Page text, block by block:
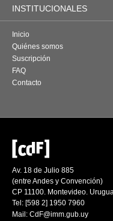
INSTITUCIONALES
Inicio
Quiénes somos
Suscripción
FAQ
Contacto
Av. 18 de Julio 885
(entre Andes y Convención)
CP 11100. Montevideo.
Tel: [598 2] 1950 7960
Mail: CdF@imm.gub.uy